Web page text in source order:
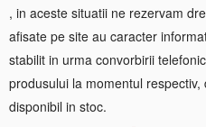
, in aceste situatii ne rezervam
afisate pe site au caracter
stabilit in urma convorbirii
produsului la momentul
disponibil in stoc.